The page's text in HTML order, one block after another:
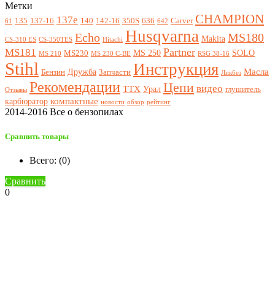
Метки
61 135 137-16 137e 140 142-16 350S 636 642 Carver CHAMPION
CS-310 ES CS-350TES Echo Hitachi Husqvarna Makita MS180
MS181 MS 210 MS230 MS 230 C-BE MS 250 Partner RSG 38-16 SOLO
Stihl Бензин Дружба Запчасти Инструкция Ликбез Масла
Отзывы Рекомендации ТТХ Урал Цепи видео глушитель
карбюратор компактные новости обзор рейтинг
2014-2016 Все о бензопилах
Сравнить товары
Всего: (0)
Сравнить
0